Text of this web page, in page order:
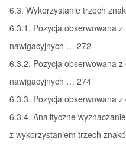
6.3. Wykorzystanie trzech
6.3.1. Pozycja obserwowana
nawigacyjnych … 272
6.3.2. Pozycja obserwowana
nawigacyjnych … 274
6.3.3. Pozycja obserwowana
6.3.4. Analityczne
z wykorzystaniem trzech